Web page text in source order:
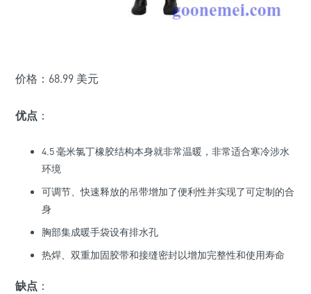
价格：68.99 美元
优点 ：
4.5 毫米氯丁橡胶结构本身就非常温暖，非常适合寒冷涉水
环境
可调节、快速释放的吊带增加了便利性并实现了可定制的合
身
胸部集成暖手袋设有排水孔
热焊、双重加固胶带和接缝密封以增加完整性和使用寿命
缺点 ：